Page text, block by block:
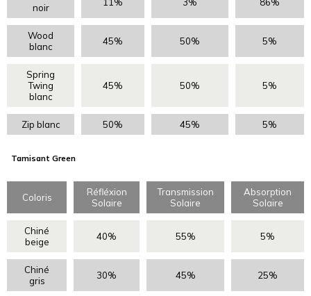
noir
Wood
blanc
45% 50% 5%
Spring
Twing
blanc
45% 50% 5%
Zip blanc 50% 45% 5%
Tamisant Green
Coloris
Réfléxion
Solaire
Transmission
Solaire
Absorption
Solaire
Chiné
beige
40% 55% 5%
Chiné
gris
30% 45% 25%